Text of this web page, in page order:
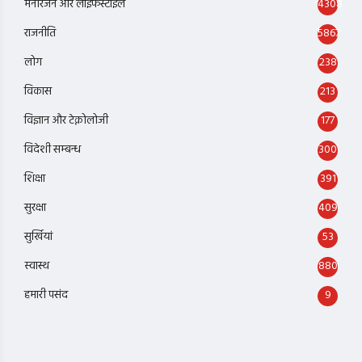
मनोरंजन और लाइफस्टाइल
4308
राजनीति
5867
लोग
238
विकास
213
विज्ञान और टेक्नोलोजी
177
विदेशी सम्बन्ध
300
शिक्षा
391
सुरक्षा
409
सुर्खियां
53
स्वास्थ
880
हमारी पसंद
9